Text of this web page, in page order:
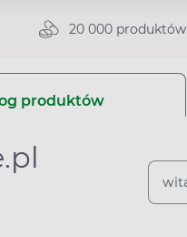
20 000 produktów
produktów